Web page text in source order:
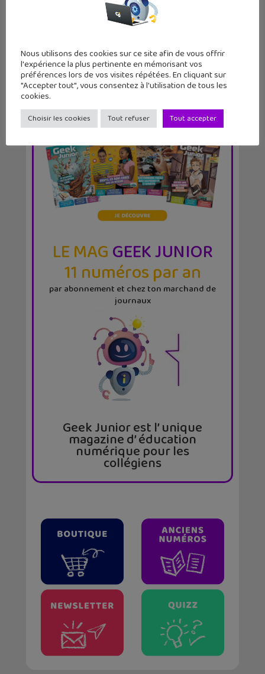
LE MAGGEEK JUNIOR
11 numéros par an
par abonnement et chez ton marchand de
journaux
Geek Junior est l’ unique
magazine d’ éducation
numérique pour les
collégiens
Nous utilisons des cookies sur ce site afin de vous offrir
l'expérience la plus pertinente en mémorisant vos
préférences lors de vos visites répétées. En cliquant sur
"Accepter tout", vous consentez à l'utilisation de tous les
cookies.
Choisir les cookies Tout refuser Tout accepter